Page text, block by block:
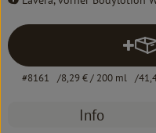
Über uns
#8161 8,29 €/ 200 ml
Info